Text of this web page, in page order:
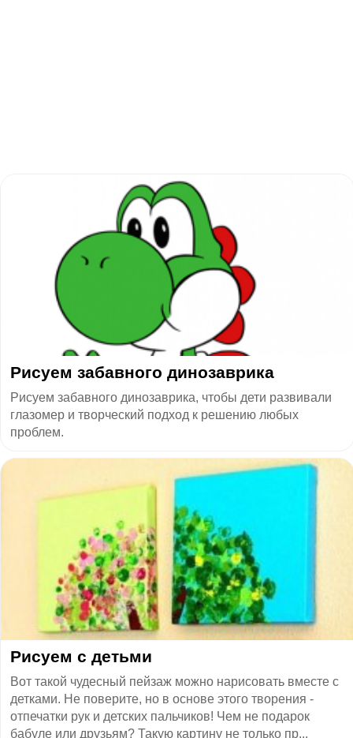
Рисуем забавного динозаврика
Рисуем забавного динозаврика, чтобы дети развивали
глазомер и творческий подход к решению любых
проблем.
Рисуем с детьми
Вот такой чудесный пейзаж можно нарисовать вместе с
детками. Не поверите, но в основе этого творения -
отпечатки рук и детских пальчиков! Чем не подарок
бабуле или друзьям? Такую картину не только пр...